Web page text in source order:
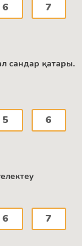
6 7
сандар қатары.
5 6
6 7